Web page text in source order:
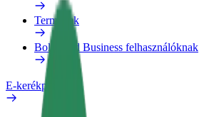
Termékek
Bolt Food Business felhasználóknak
E-kerékpárok